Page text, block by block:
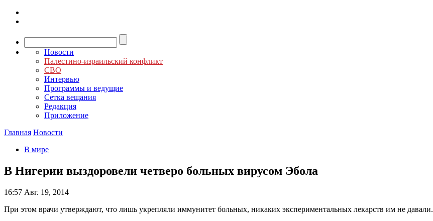
Новости
Палестино-израильский конфликт
СВО
Интервью
Программы и ведущие
Сетка вещания
Редакция
Приложение
Главная Новости
В мире
В Нигерии выздоровели четверо больных вирусом Эбола
16:57 Авг. 19, 2014
При этом врачи утверждают, что лишь укрепляли иммунитет больных, никаких экспериментальных лекарств им не давали.